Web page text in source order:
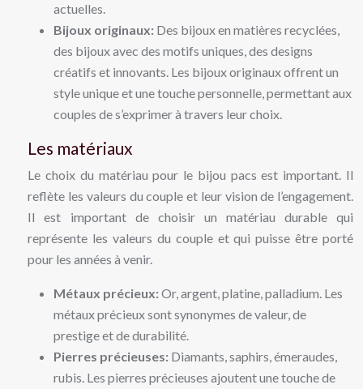
actuelles.
Bijoux originaux: Des bijoux en matières recyclées,
des bijoux avec des motifs uniques, des designs
créatifs et innovants. Les bijoux originaux offrent un
style unique et une touche personnelle, permettant aux
couples de s’exprimer à travers leur choix.
Les matériaux
Le choix du matériau pour le bijou pacs est important. Il
reflète les valeurs du couple et leur vision de l’engagement.
Il est important de choisir un matériau durable qui
représente les valeurs du couple et qui puisse être porté
pour les années à venir.
Métaux précieux:Or, argent, platine, palladium. Les
métaux précieux sont synonymes de valeur, de
prestige et de durabilité.
Pierres précieuses: Diamants, saphirs, émeraudes,
rubis. Les pierres précieuses ajoutent une touche de